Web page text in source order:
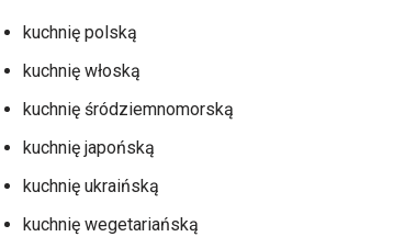
kuchnię polską
kuchnię włoską
kuchnię śródziemnomorską
kuchnię japońską
kuchnię ukraińską
kuchnię wegetariańską